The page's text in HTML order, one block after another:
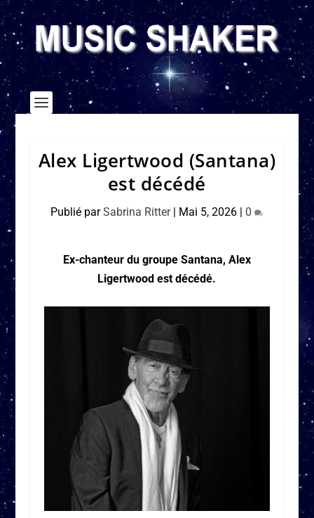
Alex Ligertwood (Santana)
est décédé
Publié parSabrina Ritter| Mai 5, 2026 | 0
Ex-chanteur du groupe Santana, Alex
Ligertwood est décédé.